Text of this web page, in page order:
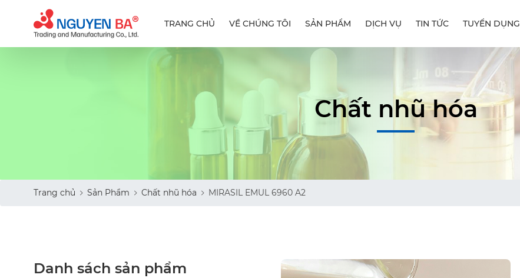
TRANG CHỦ VỀ CHÚNG TÔI SẢN PHẨM DỊCH VỤ TIN TỨC TUYỂN DỤNG
Chất nhũ hóa
Trang chủ Sản Phẩm Chất nhũ hóa MIRASIL EMUL 6960 A2
Danh sách sản phẩm